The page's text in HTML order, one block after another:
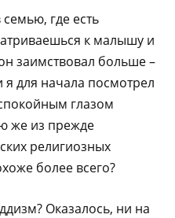
где есть
к малышу и
заимствовал больше –
для начала посмотрел
глазом
же из прежде
религиозных
более всего?
Оказалось, ни на